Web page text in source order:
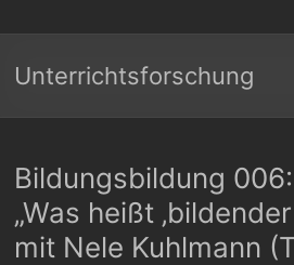
Unterrichtsforschung
Bildungsbildung
„Was heißt
mit Nele Kuhlmann